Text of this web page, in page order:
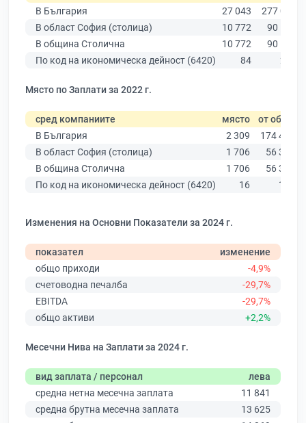
В България
27 043
277 019
В област София (столица)
10 772
90 178
В община Столична
10 772
90 178
По код на икономическа дейност (6420)
84 226
Място по Заплати за 2022 г.
сред компаниите място от общо
В България
2 309
174 403
В област София (столица)
1 706
56 378
В община Столична
1 706
56 378
По код на икономическа дейност (6420)
16 133
Изменения на Основни Показатели за 2024 г.
показател
изменение
общо приходи
-4,9%
счетоводна печалба
-29,7%
EBITDA
-29,7%
общо активи
+2,2%
Месечни Нива на Заплати за 2024 г.
вид заплата / персонал
лева
средна нетна месечна заплата
11 841
средна брутна месечна заплата
13 625